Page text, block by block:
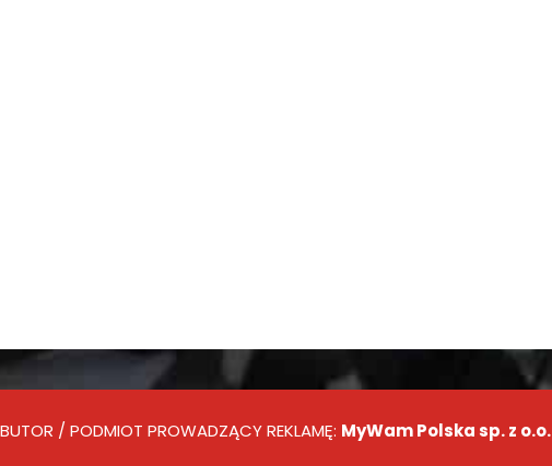
/ PODMIOT PROWADZĄCY REKLAMĘ: MyWam Polska sp. z o.o.